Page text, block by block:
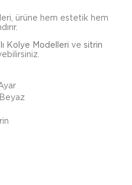
ürüne hem estetik hem
Kolye Modelleri ve sitrin